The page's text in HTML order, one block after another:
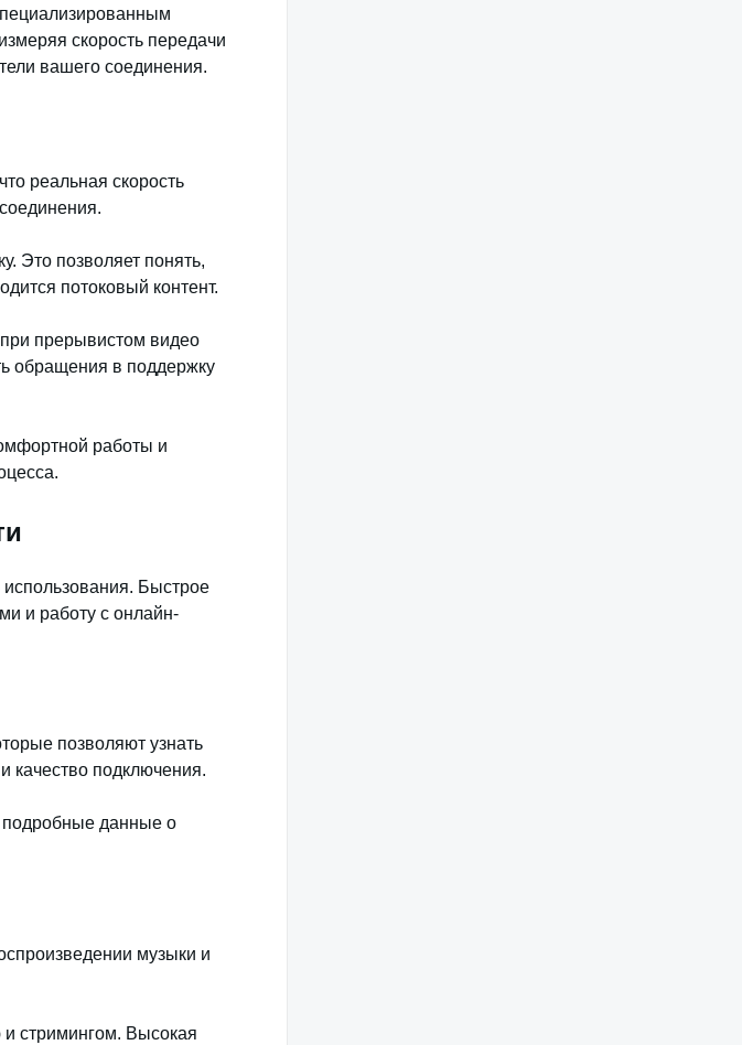
скорость передачи
вашего соединения.
реальная скорость
Это позволяет понять,
потоковый контент.
прерывистом видео
обращения в поддержку
работы и
Быстрое
и работу с онлайн-
позволяют узнать
качество подключения.
подробные данные о
музыки и
и стримингом. Высокая